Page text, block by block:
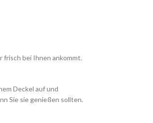
frisch bei Ihnen ankommt.
Deckel auf und
Sie sie genießen sollten.